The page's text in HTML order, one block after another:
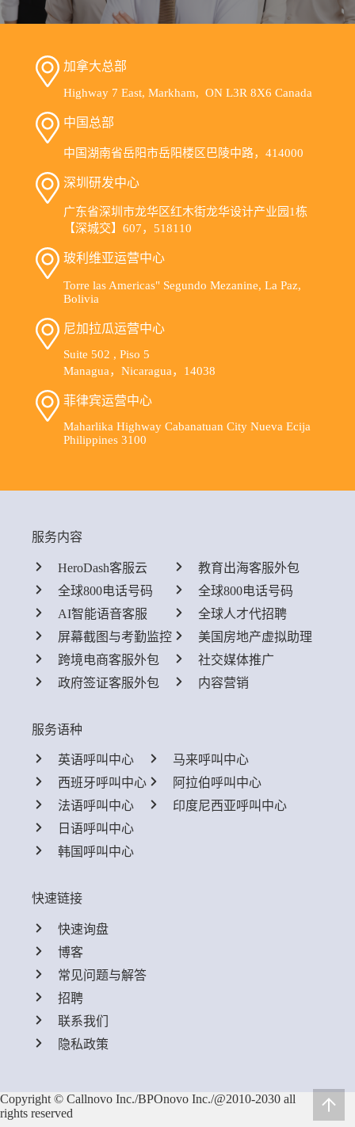
加拿大总部
Highway 7 East, Markham, ON L3R 8X6 Canada
中国总部
中国湖南省岳阳市岳阳楼区巴陵中路，414000
深圳研发中心
广东省深圳市龙华区红木街龙华设计产业园1栋
【深城交】607，518110
玻利维亚运营中心
Torre las Americas" Segundo Mezanine, La Paz,
Bolivia
尼加拉瓜运营中心
Suite 502 , Piso 5
Managua，Nicaragua，14038
菲律宾运营中心
Maharlika Highway Cabanatuan City Nueva Ecija
Philippines 3100
服务内容
HeroDash客服云
全球800电话号码
AI智能语音客服
屏幕截图与考勤监控
跨境电商客服外包
政府签证客服外包
教育出海客服外包
全球800电话号码
全球人才代招聘
美国房地产虚拟助理
社交媒体推广
内容营销
服务语种
英语呼叫中心
西班牙呼叫中心
法语呼叫中心
日语呼叫中心
韩国呼叫中心
马来呼叫中心
阿拉伯呼叫中心
印度尼西亚呼叫中心
快速链接
快速询盘
博客
常见问题与解答
招聘
联系我们
隐私政策
Copyright © Callnovo Inc./BPOnovo Inc./@2010-2030 all
rights reserved